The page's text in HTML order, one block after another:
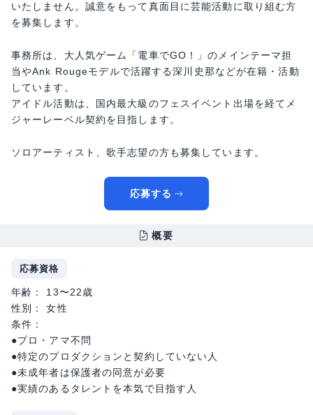
いたしません。誠意をもって真面目に芸能活動に取り組む方
を募集します。
事務所は、大人気ゲーム「電車でGO！」のメインテーマ担
当やAnk Rougeモデルで活躍する深川史那などが在籍・活動
しています。
アイドル活動は、国内最大級のフェスイベント出場を経てメ
ジャーレーベル契約を目指します。
ソロアーティスト、歌手志望の方も募集しています。
応募する
概要
応募資格
年齢： 13〜22歳
性別： 女性
条件：
●プロ・アマ不問
●特定のプロダクションと契約していない人
●未成年者は保護者の同意が必要
●実績のあるタレントを本気で目指す人